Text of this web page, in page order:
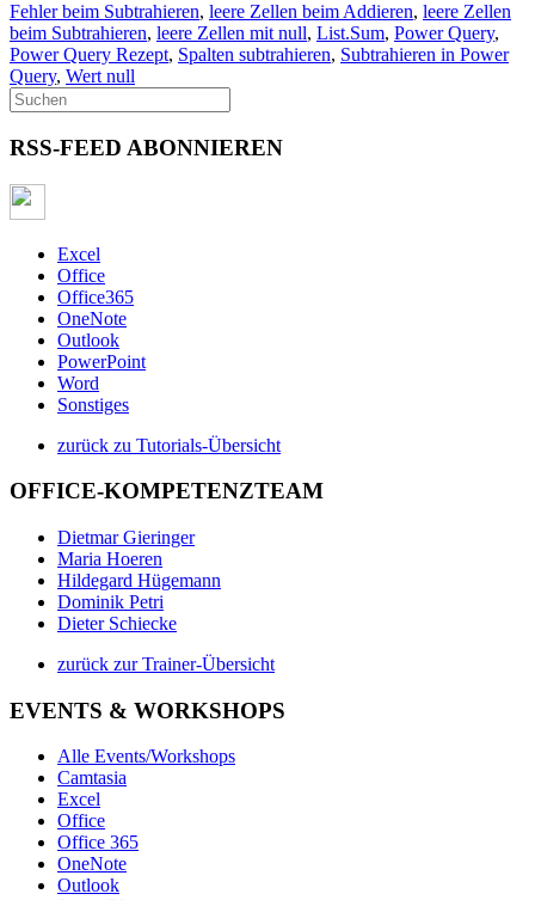
Fehler beim Subtrahieren, leere Zellen beim Addieren, leere Zellen
beim Subtrahieren, leere Zellen mit null, List.Sum, Power Query,
Power Query Rezept, Spalten subtrahieren, Subtrahieren in Power
Query, Wert null
RSS-FEED ABONNIEREN
Excel
Office
Office365
OneNote
Outlook
PowerPoint
Word
Sonstiges
zurück zu Tutorials-Übersicht
OFFICE-KOMPETENZTEAM
Dietmar Gieringer
Maria Hoeren
Hildegard Hügemann
Dominik Petri
Dieter Schiecke
zurück zur Trainer-Übersicht
EVENTS & WORKSHOPS
Alle Events/Workshops
Camtasia
Excel
Office
Office 365
OneNote
Outlook